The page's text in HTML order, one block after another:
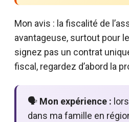
Mon avis : la fiscalité de
avantageuse, surtout pour
signez pas un contrat
fiscal, regardez d’abord la
🗣️ Mon expérience :
dans ma famille en